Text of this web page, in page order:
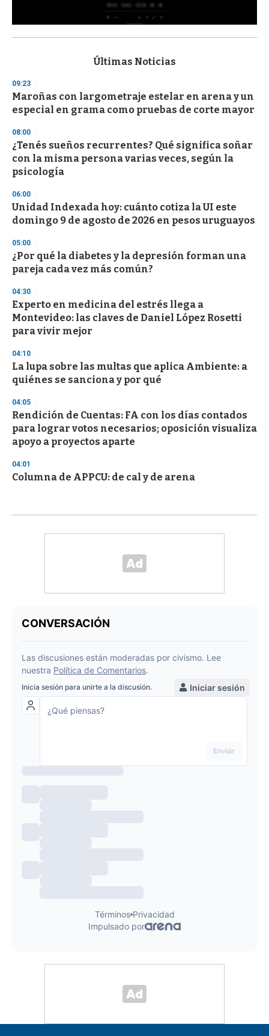
s
d
s
o
f
3
s
e
c
o
d
s
Últimas Noticias
09:23
Maroñas con largometraje estelar en arena y un
especial en grama como pruebas de corte mayor
08:00
¿Tenés sueños recurrentes? Qué significa soñar
con la misma persona varias veces, según la
psicología
06:00
Unidad Indexada hoy: cuánto cotiza la UI este
domingo 9 de agosto de 2026 en pesos uruguayos
05:00
¿Por qué la diabetes y la depresión forman una
pareja cada vez más común?
04:30
Experto en medicina del estrés llega a
Montevideo: las claves de Daniel López Rosetti
para vivir mejor
04:10
La lupa sobre las multas que aplica Ambiente: a
quiénes se sanciona y por qué
04:05
Rendición de Cuentas: FA con los días contados
para lograr votos necesarios; oposición visualiza
apoyo a proyectos aparte
04:01
Columna de APPCU: de cal y de arena